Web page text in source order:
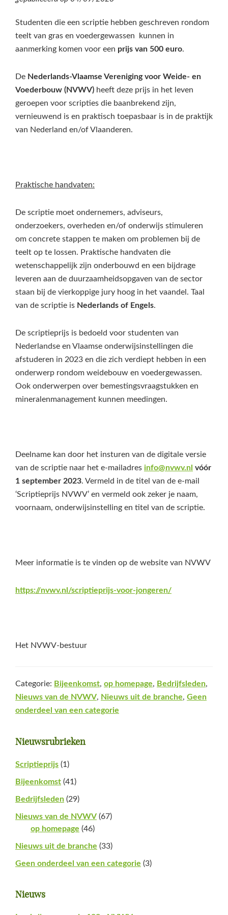
Studenten die een scriptie hebben geschreven rondom
teelt van gras en voedergewassen kunnen in
aanmerking komen voor een prijs van 500 euro.
De Nederlands-Vlaamse Vereniging voor Weide- en
Voederbouw (NVWV) heeft deze prijs in het leven
geroepen voor scripties die baanbrekend zijn,
vernieuwend is en praktisch toepasbaar is in de praktijk
van Nederland en/of Vlaanderen.
Praktische handvaten:
De scriptie moet ondernemers, adviseurs,
onderzoekers, overheden en/of onderwijs stimuleren
om concrete stappen te maken om problemen bij de
teelt op te lossen. Praktische handvaten die
wetenschappelijk zijn onderbouwd en een bijdrage
leveren aan de duurzaamheidsopgaven van de sector
staan bij de vierkoppige jury hoog in het vaandel. Taal
van de scriptie is Nederlands of Engels.
De scriptieprijs is bedoeld voor studenten van
Nederlandse en Vlaamse onderwijsinstellingen die
afstuderen in 2023 en die zich verdiept hebben in een
onderwerp rondom weidebouw en voedergewassen.
Ook onderwerpen over bemestingsvraagstukken en
mineralenmanagement kunnen meedingen.
Deelname kan door het insturen van de digitale versie
van de scriptie naar het e-mailadres info@nvwv.nl vóór
1 september 2023. Vermeld in de titel van de e-mail
‘Scriptieprijs NVWV’ en vermeld ook zeker je naam,
voornaam, onderwijsinstelling en titel van de scriptie.
Meer informatie is te vinden op de website van NVWV
https://nvwv.nl/scriptieprijs-voor-jongeren/
Het NVWV-bestuur
Categorie: Bijeenkomst, op homepage, Bedrijfsleden,
Nieuws van de NVWV, Nieuws uit de branche, Geen
onderdeel van een categorie
Primaire
Sidebar
Nieuwsrubrieken
Scriptieprijs (1)
Bijeenkomst (41)
Bedrijfsleden (29)
Nieuws van de NVWV (67)
op homepage (46)
Nieuws uit de branche (33)
Geen onderdeel van een categorie (3)
Nieuws